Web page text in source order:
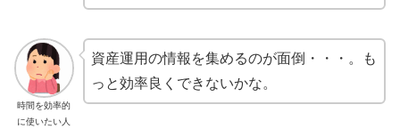
時間を効率的
に使いたい人
資産運用の情報を集めるのが面倒・・・。も
っと効率良くできないかな。